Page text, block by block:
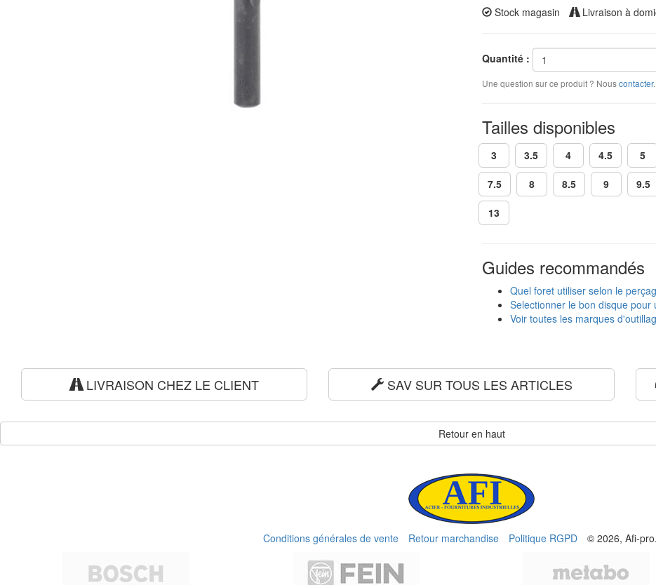
Stock magasin Livraison à
Quantité :
Une question sur ce produit ? Nouscontacter.
Tailles disponibles
3 3.5 4 4.5 5
7.5 8 8.5 9 9.5
13
Guides recommandés
Quel foret utiliser selon le
Selectionner le bon disque
Voir toutes les marques
LIVRAISON CHEZ LE CLIENT SAV SUR TOUS LES ARTICLES
Retour en haut
Conditions générales de vente Retour marchandise Politique RGPD © 2026, Afi-